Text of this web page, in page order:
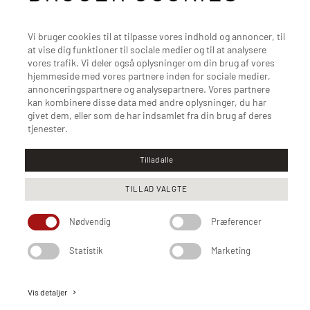
Vi bruger cookies til at tilpasse vores indhold og annoncer, til
at vise dig funktioner til sociale medier og til at analysere
vores trafik. Vi deler også oplysninger om din brug af vores
hjemmeside med vores partnere inden for sociale medier,
annonceringspartnere og analysepartnere. Vores partnere
kan kombinere disse data med andre oplysninger, du har
givet dem, eller som de har indsamlet fra din brug af deres
tjenester.
TILLAD VALGTE
Tillad alle
Nødvendig Præferencer
Statistik Marketing
Vis detaljer keyboard_arrow_right
SITS
Actona
Code of Conduct Cookiepolitik